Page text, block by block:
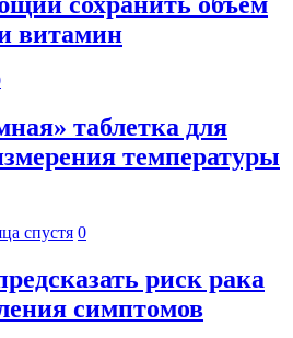
витамин
таблетка для
температуры
спустя 0
риск рака
симптомов